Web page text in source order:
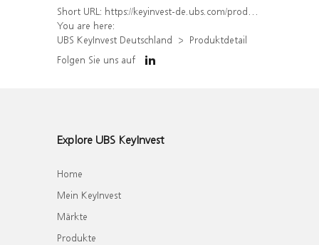
Short URL: https://keyinvest-de.ubs.com/produkt/detail/index/isin/DE000WA59YE7
You are here:
UBS KeyInvest Deutschland
Produktdetail
Folgen Sie uns auf
Explore UBS KeyInvest
Home
Mein KeyInvest
Märkte
Produkte